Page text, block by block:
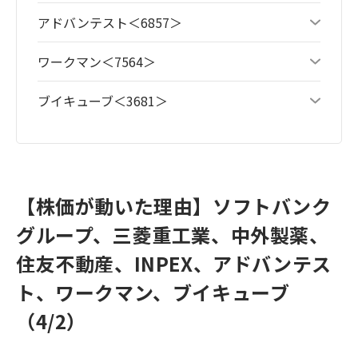
アドバンテスト＜6857＞
ワークマン＜7564＞
ブイキューブ＜3681＞
【株価が動いた理由】ソフトバンク
グループ、三菱重工業、中外製薬、
住友不動産、INPEX、アドバンテス
ト、ワークマン、ブイキューブ
（4/2）